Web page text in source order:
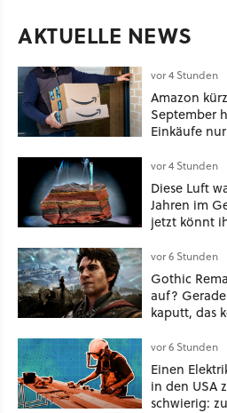
AKTUELLE NEWS
vor 4 Stunden
Amazon
September
Einkäufe
vor 4 Stunden
Diese Luft
Jahren im
jetzt könnt
vor 6 Stunden
Gothic
auf?
kaputt, das
vor 6 Stunden
Einen
in den USA
schwierig: